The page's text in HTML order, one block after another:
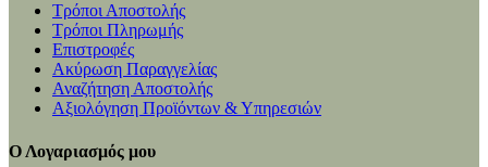
Τρόποι Αποστολής
Τρόποι Πληρωμής
Επιστροφές
Ακύρωση Παραγγελίας
Αναζήτηση Αποστολής
Αξιολόγηση Προϊόντων & Υπηρεσιών
Ο Λογαριασμός μου